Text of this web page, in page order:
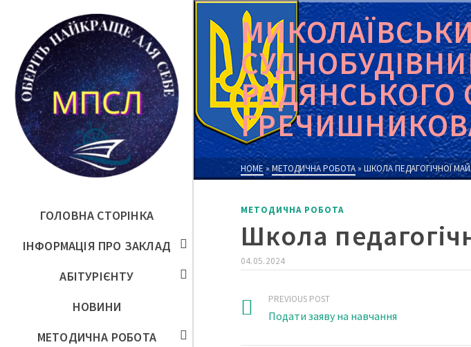
ГОЛОВНА СТОРІНКА
ІНФОРМАЦІЯ ПРО ЗАКЛАД
АБІТУРІЄНТУ
НОВИНИ
МЕТОДИЧНА РОБОТА
РАДЯНСЬКОГО
HOME »МЕТОДИЧНА РОБОТА » ШКОЛА ПЕДАГОГІЧНОЇ
МЕТОДИЧНА РОБОТА
Школа
04.05.2024
PREVIOUS POST
Подати заяву на навчання